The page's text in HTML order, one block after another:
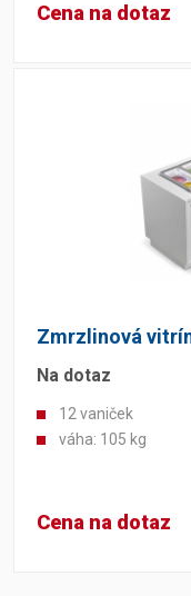
Cena na dotaz
Zmrzlinová
Na dotaz
12 vaniček
váha: 105 kg
Cena na dotaz